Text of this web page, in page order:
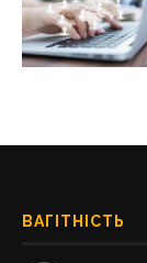
ВАГІТНІСТЬ